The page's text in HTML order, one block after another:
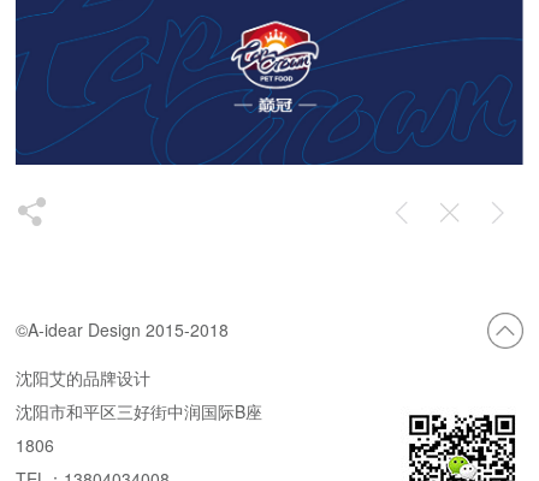
©A-idear Design 2015-2018
沈阳艾的品牌设计
沈阳市和平区三好街中润国际B座
1806